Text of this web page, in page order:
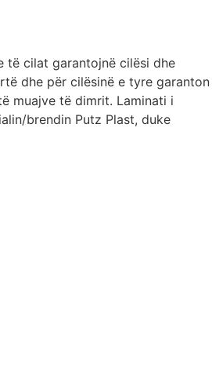
të cilat garantojnë cilësi dhe
dhe për cilësinë e tyre garanton
muajve të dimrit. Laminati i
brendin Putz Plast, duke